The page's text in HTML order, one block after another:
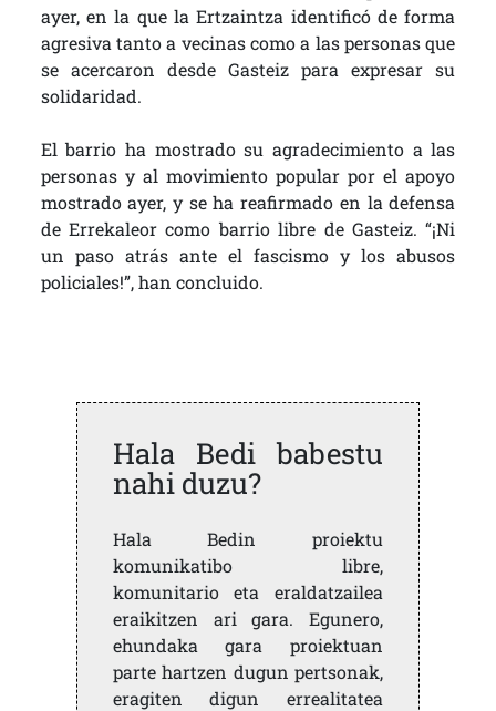
ayer, en la que la Ertzaintza identificó de forma
agresiva tanto a vecinas como a las personas que
se acercaron desde Gasteiz para expresar su
solidaridad.
El barrio ha mostrado su agradecimiento a las
personas y al movimiento popular por el apoyo
mostrado ayer, y se ha reafirmado en la defensa
de Errekaleor como barrio libre de Gasteiz. “¡Ni
un paso atrás ante el fascismo y los abusos
policiales!”, han concluido.
Hala Bedi babestu
nahi duzu?
Hala Bedin proiektu
komunikatibo libre,
komunitario eta eraldatzailea
eraikitzen ari gara. Egunero,
ehundaka gara proiektuan
parte hartzen dugun pertsonak,
eragiten digun errealitatea